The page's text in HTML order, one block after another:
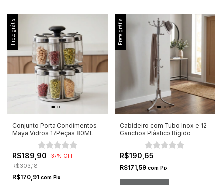
Frete grátis
Conjunto Porta Condimentos
Maya Vidros 17Peças 80ML
R$189,90 -37% OFF
R$303,18
R$170,91 com Pix
Frete grátis
Cabideiro com Tubo Inox e 12
Ganchos Plástico Rígido
R$190,65
R$171,59 com Pix